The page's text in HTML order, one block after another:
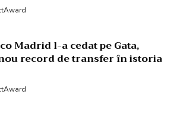
Madrid l-a cedat pe Gata,
record de transfer în istoria